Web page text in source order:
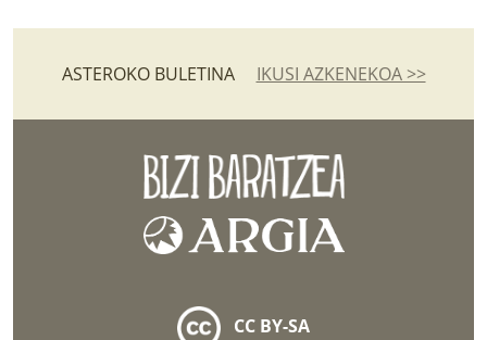
ASTEROKO BULETINA IKUSI AZKENEKOA >>
CC BY-SA